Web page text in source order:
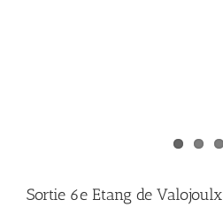
Sortie 6e Etang de Valojoulx